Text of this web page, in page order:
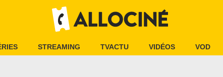
STREAMING TVACTU VIDÉOS VOD